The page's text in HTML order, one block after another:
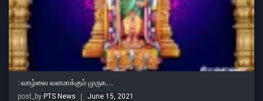
: வாழ்வை வளமாக்கும் முருக...
post_by PTS News June 15, 2021